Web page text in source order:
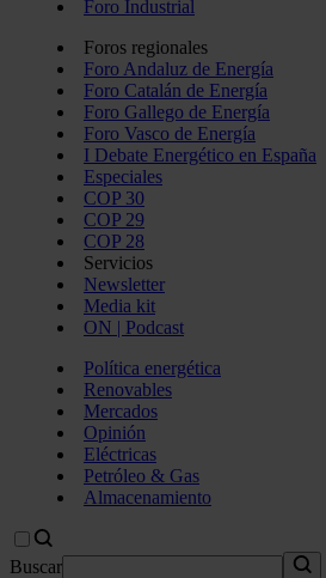
Foro Industrial
Foros regionales
Foro Andaluz de Energía
Foro Catalán de Energía
Foro Gallego de Energía
Foro Vasco de Energía
I Debate Energético en España
Especiales
COP 30
COP 29
COP 28
Servicios
Newsletter
Media kit
ON | Podcast
Política energética
Renovables
Mercados
Opinión
Eléctricas
Petróleo & Gas
Almacenamiento
Buscar